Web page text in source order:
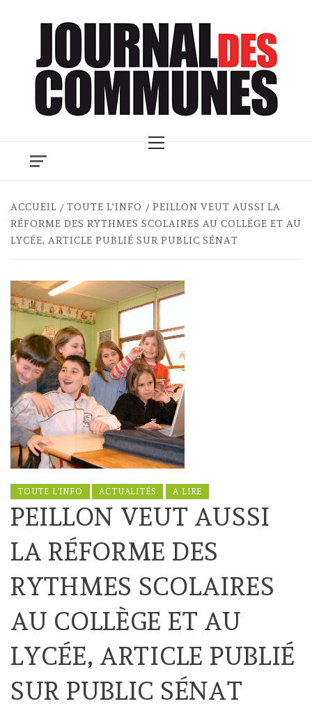
Menu
ACCUEIL TOUTE L'INFO
PEILLON VEUT AUSSI LA
RÉFORME DES RYTHMES SCOLAIRES AU COLLÈGE ET AU
LYCÉE, ARTICLE PUBLIÉ SUR PUBLIC SÉNAT
TOUTE L'INFO ACTUALITÉS A LIRE
PEILLON VEUT AUSSI
LA RÉFORME DES
RYTHMES SCOLAIRES
AU COLLÈGE ET AU
LYCÉE, ARTICLE PUBLIÉ
SUR PUBLIC SÉNAT